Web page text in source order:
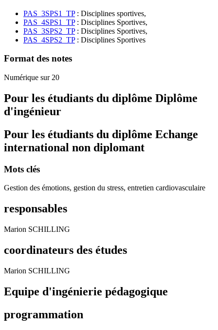
PAS_3SPS1_TP: Disciplines sportives,
PAS_4SPS1_TP: Disciplines Sportives,
PAS_3SPS2_TP: Disciplines Sportives,
PAS_4SPS2_TP: Disciplines Sportives
Format des notes
Numérique sur 20
Pour les étudiants du diplôme Diplôme
d'ingénieur
Pour les étudiants du diplôme Echange
international non diplomant
Mots clés
Gestion des émotions, gestion du stress, entretien cardiovasculaire
responsables
Marion SCHILLING
coordinateurs des études
Marion SCHILLING
Equipe d'ingénierie pédagogique
programmation